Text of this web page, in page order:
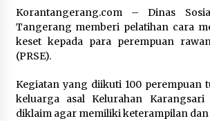
10 Agustus 2026
Semarak HUT ke-81
Darah dan Fun Walk
Imigrasi dan
9 Agustus 2026
Korantangerang.com – Dinas
Tangerang memberi pelatihan cara
keset kepada para perempuan
(PRSE).
Kegiatan yang diikuti 100 perempuan
keluarga asal Kelurahan
diklaim agar memiliki keterampilan